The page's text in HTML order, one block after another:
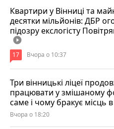
Квартири у Вінниці та
десятки мільйонів: ДБР
підозру екслогісту
play_circle_filled
17 Вчора о 10:37
Три вінницькі ліцеї
працювати у змішаному
саме і чому бракує місць
Вчора о 18:20